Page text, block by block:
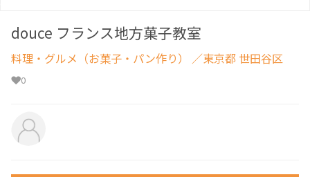
douce フランス地方菓子教室
料理・グルメ（お菓子・パン作り） ／東京都 世田谷区
0